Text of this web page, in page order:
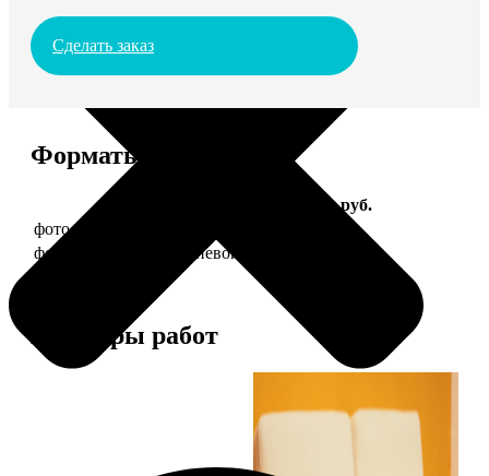
Сделать заказ
Форматы и цены
Цена, руб.
фото 10х15 в деревянной рамке
фото 10х15 в алюминиевой рамке
Примеры работ